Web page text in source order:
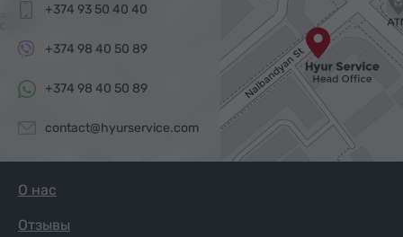
+374 93 50 40 40
+374 98 40 50 89
+374 98 40 50 89
contact@hyurservice.com
О нас
Отзывы